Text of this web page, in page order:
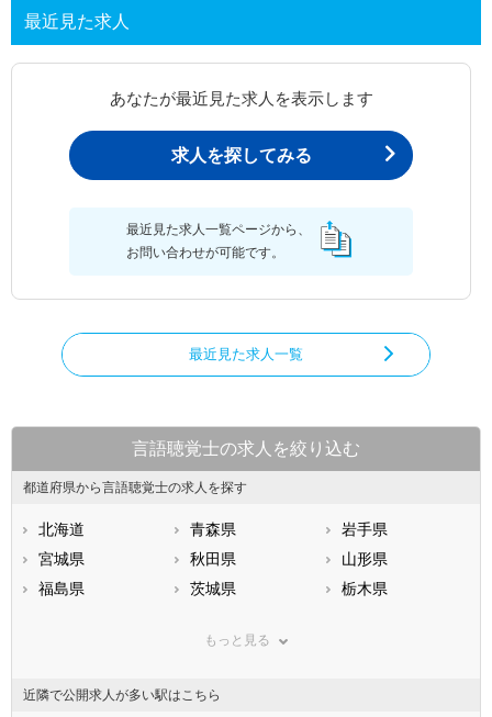
最近見た求人
あなたが最近見た求人を表示します
求人を探してみる
最近見た求人一覧ページから、
お問い合わせが可能です。
最近見た求人一覧
言語聴覚士の求人を絞り込む
都道府県から言語聴覚士の求人を探す
北海道 青森県
岩手県
宮城県
秋田県
山形県
福島県
茨城県
栃木県
神奈川県
石川県
福井県
もっと見る
近隣で公開求人が多い駅はこちら